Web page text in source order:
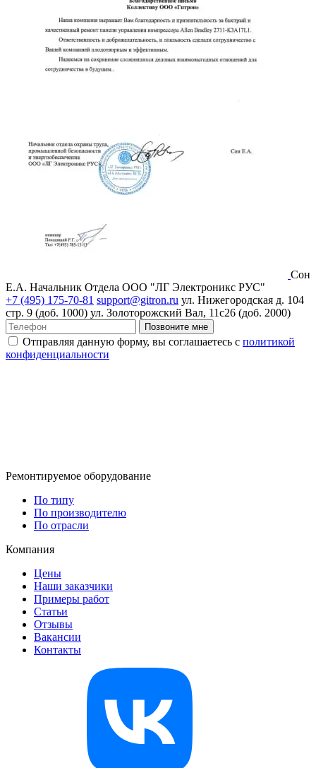
Сон
Е.А. Начальник Отдела ООО "ЛГ Электроникс РУС"
+7 (495) 175-70-81 support@gitron.ru ул. Нижегородская д. 104
стр. 9 (доб. 1000) ул. Золоторожский Вал, 11с26 (доб. 2000)
Позвоните мне
Отправляя данную форму, вы соглашаетесь с политикой
конфиденциальности
Ремонтируемое оборудование
По типу
По производителю
По отрасли
Компания
Цены
Наши заказчики
Примеры работ
Статьи
Отзывы
Вакансии
Контакты